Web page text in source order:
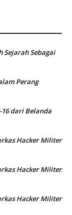
Sejarah Sebagai
Perang
16 dari Belanda
Hacker Militer
Hacker Militer
Hacker Militer